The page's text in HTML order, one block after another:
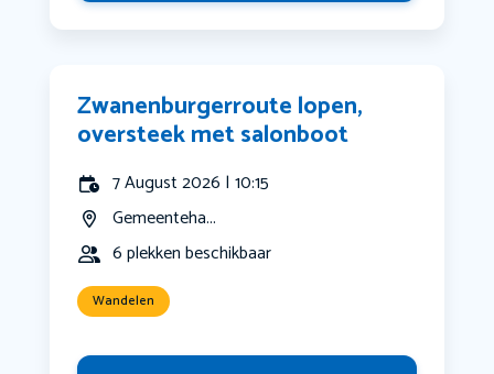
Zwanenburgerroute lopen,
oversteek met salonboot
7 August 2026 | 10:15
Gemeenteha...
6 plekken beschikbaar
Wandelen